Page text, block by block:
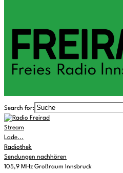
Search for:
Stream
Lade...
Radiothek
Sendungen nachhören
105,9 MHz Großraum Innsbruck